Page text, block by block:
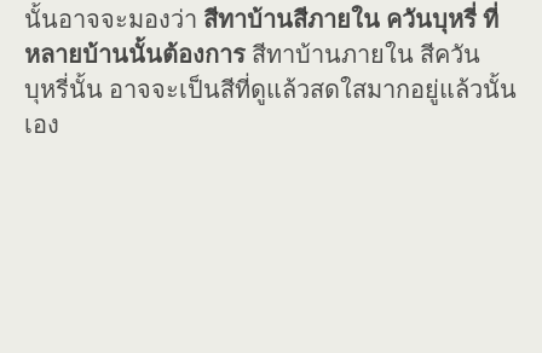
นั้นอาจจะมองว่า สีทาบ้านสีภายใน ควันบุหรี่ ที่
หลายบ้านนั้นต้องการ สีทาบ้านภายใน สีควัน
บุหรี่นั้น อาจจะเป็นสีที่ดูแล้วสดใสมากอยู่แล้วนั้น
เอง